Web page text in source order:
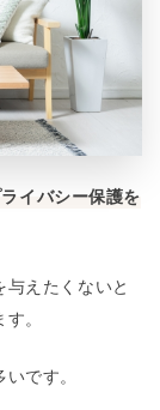
イバシー保護を
えたくないと
。
です。